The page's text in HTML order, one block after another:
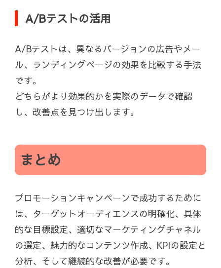
A/Bテストの活用
A/Bテストは、異なるバージョンの広告やメー
ル、ランディングページの効果を比較する手法
です。
どちらがより効果的かを実際のデータで確認
し、改善点を見つけ出します。
まとめ
プロモーションキャンペーンで成功するために
は、ターゲットオーディエンスの明確化、具体
的な目標設定、適切なマーケティングチャネル
の選定、魅力的なコンテンツ作成、KPIの設定と
分析、そして継続的な改善が必要です。